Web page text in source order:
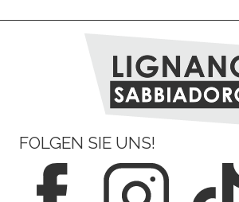
FOLGEN SIE UNS!